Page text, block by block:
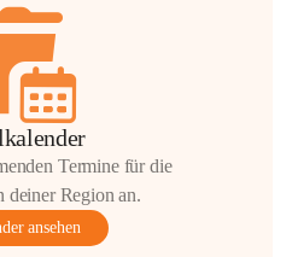
Termine für die
Region an.
ansehen